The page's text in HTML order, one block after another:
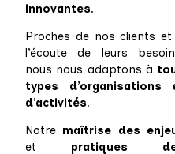
innovantes.
Proches de nos clients
l’écoute de leurs
nous nous adaptons à
types d’organisations
d’activités.
Notre maîtrise des
et pratiques